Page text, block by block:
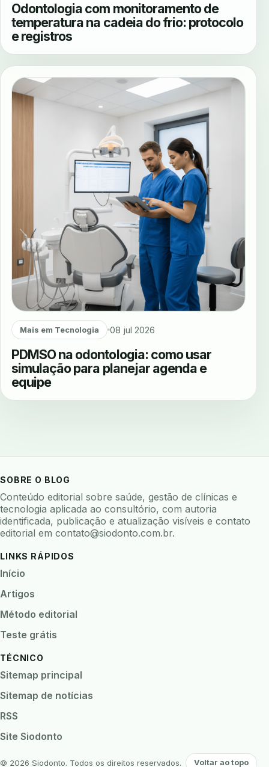
Odontologia com monitoramento de
temperatura na cadeia do frio: protocolo
e registros
Mais em Tecnologia 08 jul 2026
PDMSO na odontologia: como usar
simulação para planejar agenda e
equipe
SOBRE O BLOG
Conteúdo editorial sobre saúde, gestão de clínicas e
tecnologia aplicada ao consultório, com autoria
identificada, publicação e atualização visíveis e contato
editorial em contato@siodonto.com.br.
LINKS RÁPIDOS
Início
Artigos
Método editorial
Teste grátis
TÉCNICO
Sitemap principal
Sitemap de notícias
RSS
Site Siodonto
© 2026 Siodonto. Todos os direitos reservados. Voltar ao topo